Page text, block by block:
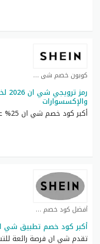
كوبون خصم شي ان كوبون
والإكسسوارات
أكبر كود خصم شي ان 25% على جميع المنتجات شي
أفضل كود خصم شي ان كوبون
أكبر كود خصم تطبيق شي ان خصم 25%
تقدم شي ان فرصة رائعة